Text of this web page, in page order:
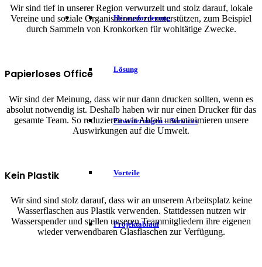
Herausforderung
Lösung
Erweiterungen – Services
Vorteile
Projektablauf
Wir sind tief in unserer Region verwurzelt und stolz darauf, lokale
Vereine und soziale Organisationen zu unterstützen, zum Beispiel
durch Sammeln von Kronkorken für wohltätige Zwecke.
Papierloses Office
Wir sind der Meinung, dass wir nur dann drucken sollten, wenn es
absolut notwendig ist. Deshalb haben wir nur einen Drucker für das
gesamte Team. So reduzieren wir Abfall und minimieren unsere
Auswirkungen auf die Umwelt.
Kein Plastik
Wir sind sind stolz darauf, dass wir an unserem Arbeitsplatz keine
Wasserflaschen aus Plastik verwenden. Stattdessen nutzen wir
Wasserspender und stellen unseren Teammitgliedern ihre eigenen
wieder verwendbaren Glasflaschen zur Verfügung.